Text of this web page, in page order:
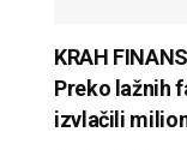
KRAH
Preko lažnih
izvlačili